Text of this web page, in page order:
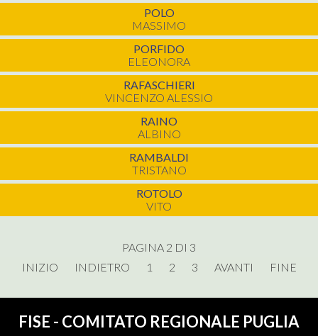
POLO
MASSIMO
PORFIDO
ELEONORA
RAFASCHIERI
VINCENZO ALESSIO
RAINO
ALBINO
RAMBALDI
TRISTANO
ROTOLO
VITO
PAGINA 2 DI 3
INIZIO
INDIETRO 1 2 3 AVANTI FINE
FISE - COMITATO REGIONALE PUGLIA